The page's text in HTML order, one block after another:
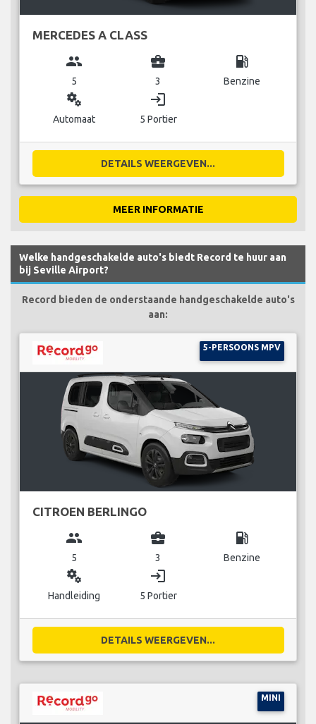
MERCEDES A CLASS
group
5
business_center
3
local_gas_station
Benzine
miscellaneous_services
Automaat
login
5 Portier
DETAILS WEERGEVEN...
MEER INFORMATIE
Welke handgeschakelde auto's biedt Record te huur aan
bij Seville Airport?
Record bieden de onderstaande handgeschakelde auto's
aan:
5-PERSOONS MPV
CITROEN BERLINGO
group
5
business_center
3
local_gas_station
Benzine
miscellaneous_services
Handleiding
login
5 Portier
DETAILS WEERGEVEN...
MINI